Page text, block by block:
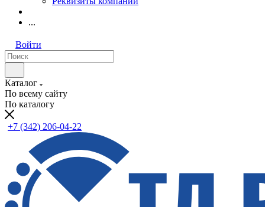
...
Войти
Каталог
По всему сайту
По каталогу
+7 (342) 206-04-22